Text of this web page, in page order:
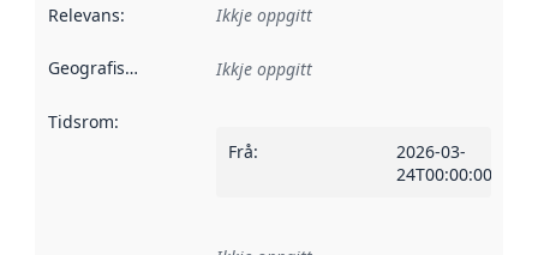
Relevans: Ikkje oppgitt
Geografisk område Ikkje oppgitt
Tidsrom:
Frå:
2026-03-
24T00:00:00Z